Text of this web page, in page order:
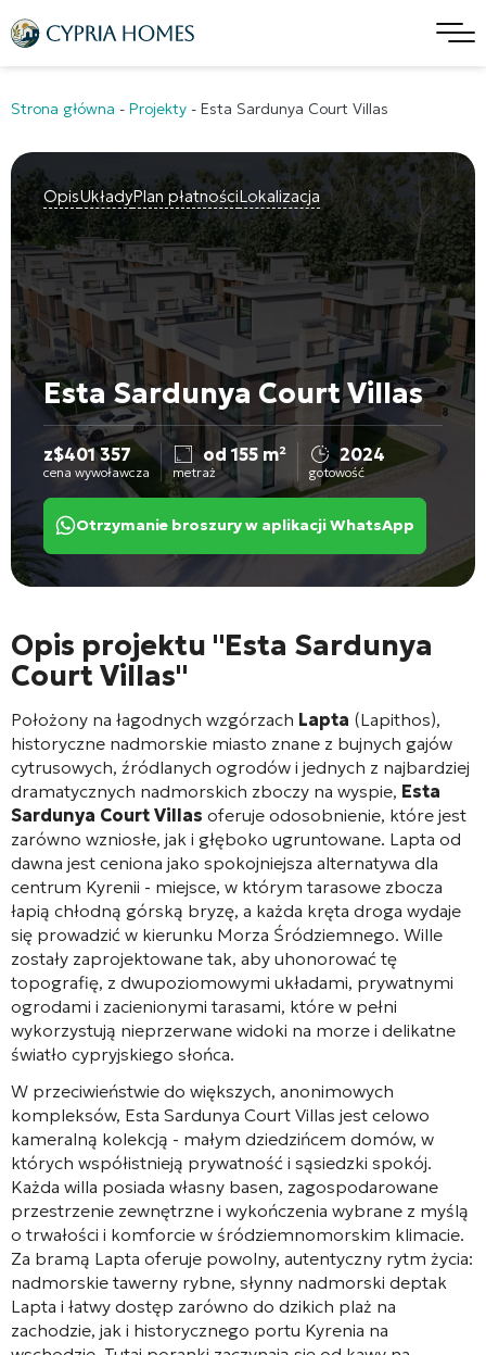
Strona główna - Projekty - Esta Sardunya Court Villas
OpisUkładyPlan płatnościLokalizacja
Esta Sardunya Court Villas
z$401 357
cena wywoławcza
od 155 m²
metraż
2024
gotowość
Otrzymanie broszury w aplikacji WhatsApp
Opis projektu "Esta Sardunya
Court Villas"
Położony na łagodnych wzgórzach Lapta (Lapithos),
historyczne nadmorskie miasto znane z bujnych gajów
cytrusowych, źródlanych ogrodów i jednych z najbardziej
dramatycznych nadmorskich zboczy na wyspie, Esta
Sardunya Court Villas oferuje odosobnienie, które jest
zarówno wzniosłe, jak i głęboko ugruntowane. Lapta od
dawna jest ceniona jako spokojniejsza alternatywa dla
centrum Kyrenii - miejsce, w którym tarasowe zbocza
łapią chłodną górską bryzę, a każda kręta droga wydaje
się prowadzić w kierunku Morza Śródziemnego. Wille
zostały zaprojektowane tak, aby uhonorować tę
topografię, z dwupoziomowymi układami, prywatnymi
ogrodami i zacienionymi tarasami, które w pełni
wykorzystują nieprzerwane widoki na morze i delikatne
światło cypryjskiego słońca.
W przeciwieństwie do większych, anonimowych
kompleksów, Esta Sardunya Court Villas jest celowo
kameralną kolekcją - małym dziedzińcem domów, w
których współistnieją prywatność i sąsiedzki spokój.
Każda willa posiada własny basen, zagospodarowane
przestrzenie zewnętrzne i wykończenia wybrane z myślą
o trwałości i komforcie w śródziemnomorskim klimacie.
Za bramą Lapta oferuje powolny, autentyczny rytm życia:
nadmorskie tawerny rybne, słynny nadmorski deptak
Lapta i łatwy dostęp zarówno do dzikich plaż na
zachodzie, jak i historycznego portu Kyrenia na